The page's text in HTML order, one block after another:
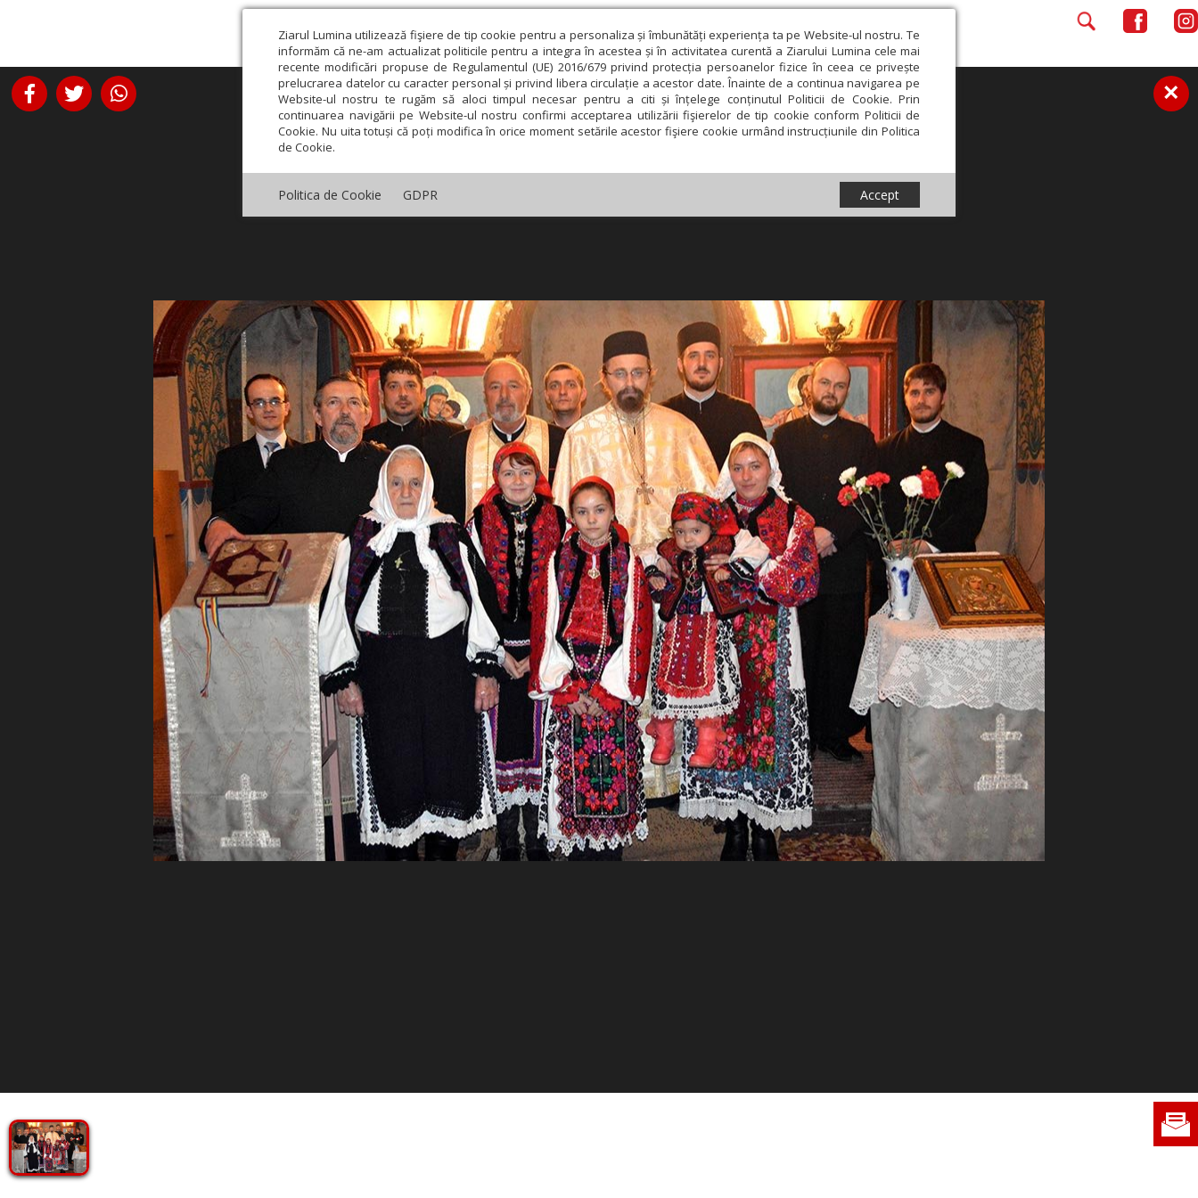
Ziarul Lumina utilizează fişiere de tip cookie pentru a personaliza și îmbunătăți experiența ta pe Website-ul nostru. Te
informăm că ne-am actualizat politicile pentru a integra în acestea și în activitatea curentă a Ziarului Lumina cele mai
recente modificări propuse de Regulamentul (UE) 2016/679 privind protecția persoanelor fizice în ceea ce privește
prelucrarea datelor cu caracter personal și privind libera circulație a acestor date. Înainte de a continua navigarea pe
Website-ul nostru te rugăm să aloci timpul necesar pentru a citi și înțelege conținutul Politicii de Cookie. Prin
continuarea navigării pe Website-ul nostru confirmi acceptarea utilizării fişierelor de tip cookie conform Politicii de
Cookie. Nu uita totuși că poți modifica în orice moment setările acestor fişiere cookie urmând instrucțiunile din Politica
de Cookie.
Politica de Cookie GDPR Accept
×